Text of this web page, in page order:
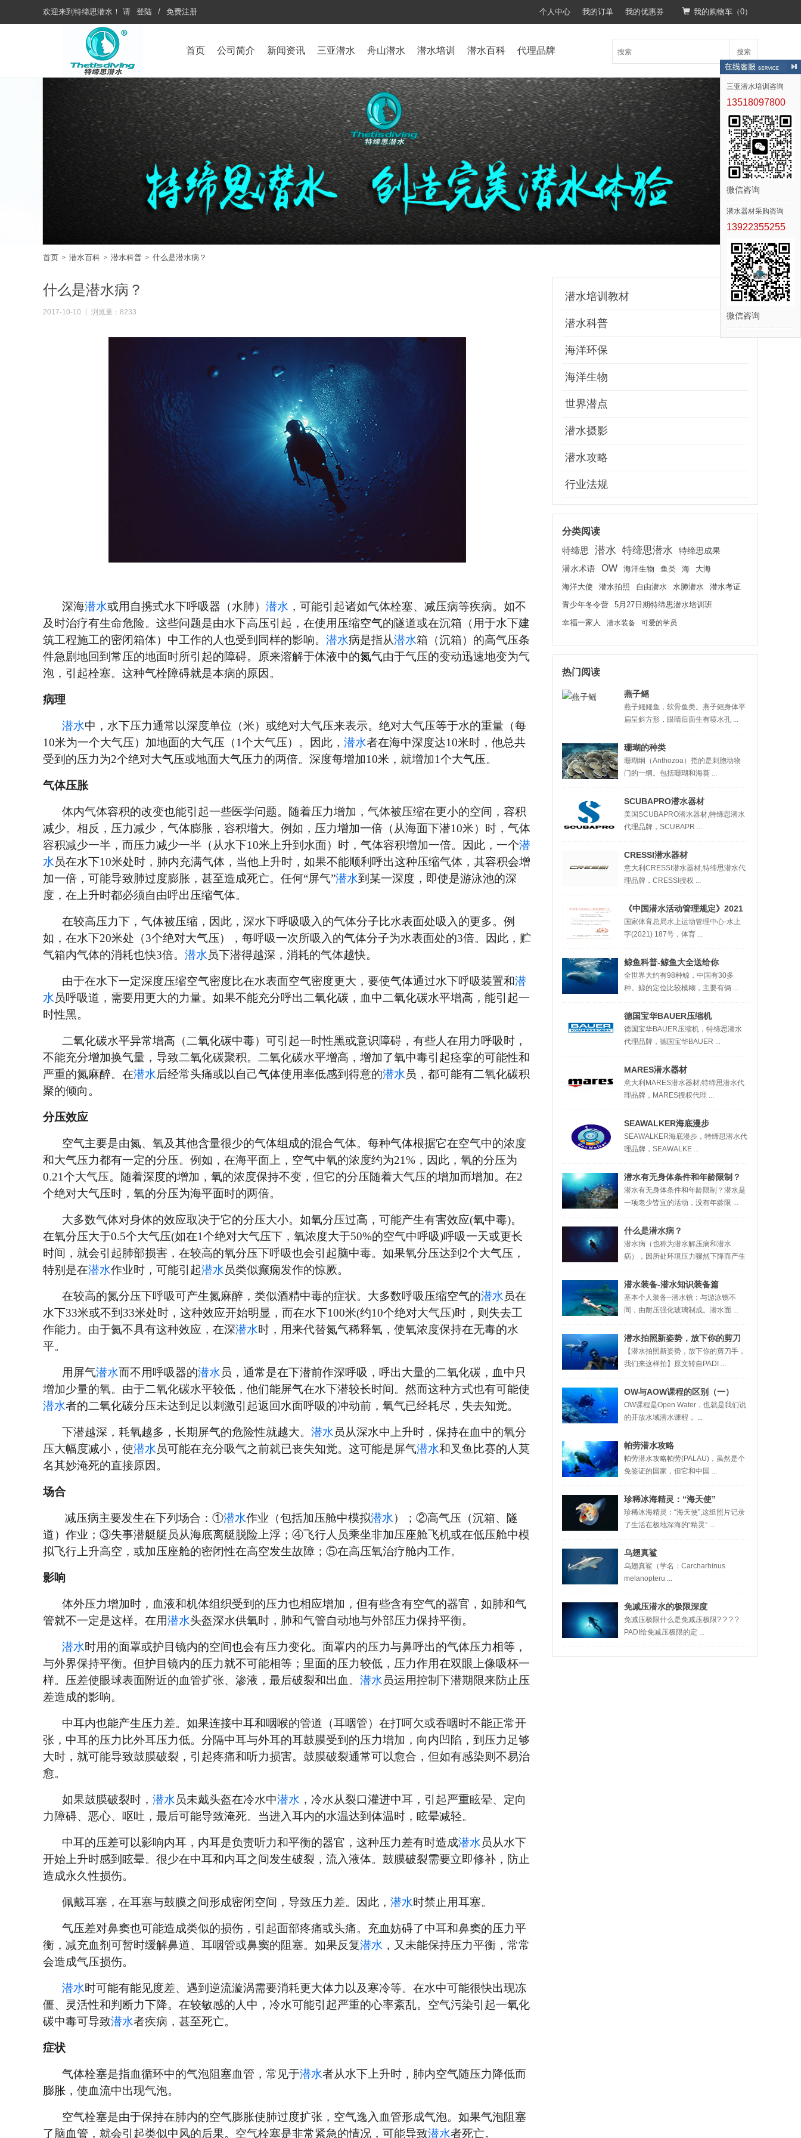
个人中心 我的订单 我的优惠券
欢迎来到 特缔思潜水 ！ 请 登陆 / 免费注册 我的购物车（0）
首页 公司简介 新闻资讯 三亚潜水 舟山潜水 潜水培训 潜水百科 代理品牌 搜索
首页 > 潜水百科 > 潜水科普 > 什么是潜水病？
什么是潜水病？
2017-10-10 浏览量：8233
深海潜水或用自携式水下呼吸器（水肺） 潜水 ，可能引起诸如气体栓塞、减压病等疾病。如不
及时治疗有生命危险。这些问题是由水下高压引起，在使用压缩空气的隧道或在沉箱（用于水下建
筑工程施工的密闭箱体）中工作的人也受到同样的影响。 潜水病是指从潜水箱（沉箱）的高气压条
件急剧地回到常压的地面时所引起的障碍。原来溶解于体液中的氮气由于气压的变动迅速地变为气
泡，引起栓塞。这种气栓障碍就是本病的原因。
病理
潜水中，水下压力通常以深度单位（米）或绝对大气压来表示。绝对大气压等于水的重量（每
10米为一个大气压）加地面的大气压（1个大气压）。因此， 潜水者在海中深度达10米时，他总共
受到的压力为2个绝对大气压或地面大气压力的两倍。深度每增加10米，就增加1个大气压。
气体压胀
体内气体容积的改变也能引起一些医学问题。随着压力增加，气体被压缩在更小的空间，容积
减少。相反，压力减少，气体膨胀，容积增大。例如，压力增加一倍（从海面下潜10米）时，气体
容积减少一半，而压力减少一半（从水下10米上升到水面）时，气体容积增加一倍。因此，一个潜
水员在水下10米处时，肺内充满气体，当他上升时，如果不能顺利呼出这种压缩气体，其容积会增
加一倍，可能导致肺过度膨胀，甚至造成死亡。任何“屏气”潜水到某一深度，即使是游泳池的深
度，在上升时都必须自由呼出压缩气体。
在较高压力下，气体被压缩，因此，深水下呼吸吸入的气体分子比水表面处吸入的更多。例
如，在水下20米处（3个绝对大气压），每呼吸一次所吸入的气体分子为水表面处的3倍。因此，贮
气箱内气体的消耗也快3倍。 潜水员下潜得越深，消耗的气体越快。
由于在水下一定深度压缩空气密度比在水表面空气密度更大，要使气体通过水下呼吸装置和潜
水员呼吸道，需要用更大的力量。如果不能充分呼出二氧化碳，血中二氧化碳水平增高，能引起一
时性黑。
二氧化碳水平异常增高（二氧化碳中毒）可引起一时性黑或意识障碍，有些人在用力呼吸时，
不能充分增加换气量，导致二氧化碳聚积。二氧化碳水平增高，增加了氧中毒引起痉挛的可能性和
严重的氮麻醉。在潜水后经常头痛或以自己气体使用率低感到得意的潜水员，都可能有二氧化碳积
聚的倾向。
分压效应
空气主要是由氮、氧及其他含量很少的气体组成的混合气体。每种气体根据它在空气中的浓度
和大气压力都有一定的分压。例如，在海平面上，空气中氧的浓度约为21%，因此，氧的分压为
0.21个大气压。随着深度的增加，氧的浓度保持不变，但它的分压随着大气压的增加而增加。在2
个绝对大气压时，氧的分压为海平面时的两倍。
大多数气体对身体的效应取决于它的分压大小。如氧分压过高，可能产生有害效应(氧中毒)。
在氧分压大于0.5个大气压(如在1个绝对大气压下，氧浓度大于50%的空气中呼吸)呼吸一天或更长
时间，就会引起肺部损害，在较高的氧分压下呼吸也会引起脑中毒。如果氧分压达到2个大气压，
特别是在潜水作业时，可能引起潜水员类似癫痫发作的惊厥。
在较高的氮分压下呼吸可产生氮麻醉，类似酒精中毒的症状。大多数呼吸压缩空气的潜水员在
水下33米或不到33米处时，这种效应开始明显，而在水下100米(约10个绝对大气压)时，则失去工
作能力。由于氦不具有这种效应，在深潜水时，用来代替氮气稀释氧，使氧浓度保持在无毒的水
平。
用屏气潜水而不用呼吸器的潜水员，通常是在下潜前作深呼吸，呼出大量的二氧化碳，血中只
增加少量的氧。由于二氧化碳水平较低，他们能屏气在水下潜较长时间。然而这种方式也有可能使
潜水者的二氧化碳分压未达到足以刺激引起返回水面呼吸的冲动前，氧气已经耗尽，失去知觉。
下潜越深，耗氧越多，长期屏气的危险性就越大。 潜水员从深水中上升时，保持在血中的氧分
压大幅度减小，使潜水员可能在充分吸气之前就已丧失知觉。这可能是屏气潜水和叉鱼比赛的人莫
名其妙淹死的直接原因。
场合
减压病主要发生在下列场合：①潜水作业（包括加压舱中模拟潜水）；②高气压（沉箱、隧
道）作业；③失事潜艇艇员从海底离艇脱险上浮；④飞行人员乘坐非加压座舱飞机或在低压舱中模
拟飞行上升高空，或加压座舱的密闭性在高空发生故障；⑤在高压氧治疗舱内工作。
影响
体外压力增加时，血液和机体组织受到的压力也相应增加，但有些含有空气的器官，如肺和气
管就不一定是这样。在用潜水头盔深水供氧时，肺和气管自动地与外部压力保持平衡。
潜水时用的面罩或护目镜内的空间也会有压力变化。面罩内的压力与鼻呼出的气体压力相等，
与外界保持平衡。但护目镜内的压力就不可能相等；里面的压力较低，压力作用在双眼上像吸杯一
样。压差使眼球表面附近的血管扩张、渗液，最后破裂和出血。 潜水员运用控制下潜期限来防止压
差造成的影响。
中耳内也能产生压力差。如果连接中耳和咽喉的管道（耳咽管）在打呵欠或吞咽时不能正常开
张，中耳的压力比外耳压力低。分隔中耳与外耳的耳鼓膜受到的压力增加，向内凹陷，到压力足够
大时，就可能导致鼓膜破裂，引起疼痛和听力损害。鼓膜破裂通常可以愈合，但如有感染则不易治
愈。
如果鼓膜破裂时， 潜水员未戴头盔在冷水中潜水 ，冷水从裂口灌进中耳，引起严重眩晕、定向
力障碍、恶心、呕吐，最后可能导致淹死。当进入耳内的水温达到体温时，眩晕减轻。
中耳的压差可以影响内耳，内耳是负责听力和平衡的器官，这种压力差有时造成潜水员从水下
开始上升时感到眩晕。很少在中耳和内耳之间发生破裂，流入液体。鼓膜破裂需要立即修补，防止
造成永久性损伤。
佩戴耳塞，在耳塞与鼓膜之间形成密闭空间，导致压力差。因此， 潜水时禁止用耳塞。
气压差对鼻窦也可能造成类似的损伤，引起面部疼痛或头痛。充血妨碍了中耳和鼻窦的压力平
衡，减充血剂可暂时缓解鼻道、耳咽管或鼻窦的阻塞。如果反复潜水 ，又未能保持压力平衡，常常
会造成气压损伤。
潜水时可能有能见度差、遇到逆流漩涡需要消耗更大体力以及寒冷等。在水中可能很快出现冻
僵、灵活性和判断力下降。在较敏感的人中，冷水可能引起严重的心率紊乱。空气污染引起一氧化
碳中毒可导致潜水者疾病，甚至死亡。
症状
气体栓塞是指血循环中的气泡阻塞血管，常见于潜水者从水下上升时，肺内空气随压力降低而
膨胀 ，使血流中出现气泡。
空气栓塞是由于保持在肺内的空气膨胀使肺过度扩张，空气逸入血管形成气泡。如果气泡阻塞
了脑血管，就会引起类似中风的后果。空气栓塞是非常紧急的情况，可能导致潜水者死亡。
潜水培训教材
潜水科普
海洋环保
海洋生物
世界潜点
潜水摄影
潜水攻略
行业法规
分类阅读
特缔思 潜水 特缔思潜水 特缔思成果
潜水术语 OW 海洋生物 鱼类 海
大海
海洋大使
潜水拍照 自由潜水 水肺潜水
潜水考证
青少年冬令营
5月27日期特缔思潜水培训班
幸福一家人 潜水装备 可爱的学员
热门阅读
燕子鳐
燕子鳐鳐鱼，软骨鱼类。燕子鳐身体平
扁呈斜方形，眼睛后面生有喷水孔 ...
珊瑚的种类
珊瑚纲（Anthozoa）指的是刺胞动物
门的一纲。包括珊瑚和海葵 ...
SCUBAPRO潜水器材
美国SCUBAPRO潜水器材,特缔思潜水
代理品牌，SCUBAPR ...
CRESSI潜水器材
意大利CRESSI潜水器材,特缔思潜水代
理品牌，CRESSI授权 ...
《中国潜水活动管理规定》2021
国家体育总局水上运动管理中心-水上
字(2021) 187号，体育 ...
鲸鱼科普-鲸鱼大全送给你
全世界大约有98种鲸，中国有30多
种。鲸的定位比较模糊，主要有俩 ...
德国宝华BAUER压缩机
德国宝华BAUER压缩机，特缔思潜水
代理品牌，德国宝华BAUER ...
MARES潜水器材
意大利MARES潜水器材,特缔思潜水代
理品牌，MARES授权代理 ...
SEAWALKER海底漫步
SEAWALKER海底漫步，特缔思潜水代
理品牌，SEAWALKE ...
潜水有无身体条件和年龄限制？
潜水有无身体条件和年龄限制？潜水是
一项老少皆宜的活动，没有年龄限 ...
什么是潜水病？
潜水病（也称为潜水解压病和潜水
病），因所处环境压力骤然下降而产生
潜水装备-潜水知识装备篇
基本个人装备--潜水镜：与游泳镜不
同，由耐压强化玻璃制成。潜水面 ...
潜水拍照新姿势，放下你的剪刀
手，我们来这样拍
【潜水拍照新姿势，放下你的剪刀手，
我们来这样拍】原文转自PADI ...
OW与AOW课程的区别（一）
OW课程是Open Water，也就是我们说
的开放水域潜水课程， ...
帕劳潜水攻略
帕劳潜水攻略帕劳(PALAU)，虽然是个
免签证的国家，但它和中国 ...
珍稀冰海精灵：“海天使”
珍稀冰海精灵：“海天使”,这组照片记录
了生活在极地深海的“精灵” ...
乌翅真鲨
乌翅真鲨（学名：Carcharhinus
melanopteru ...
免减压潜水的极限深度
免减压极限什么是免减压极限? ? ? ?
PADI给免减压极限的定 ...
三亚潜水培训咨询
13518097800
微信咨询
潜水器材采购咨询
13922355255
微信咨询